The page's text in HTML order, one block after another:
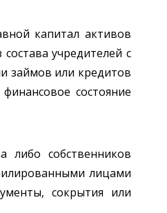
капитал активов
учредителей с
займов или кредитов
состояние
либо собственников
лицами
сокрытия или